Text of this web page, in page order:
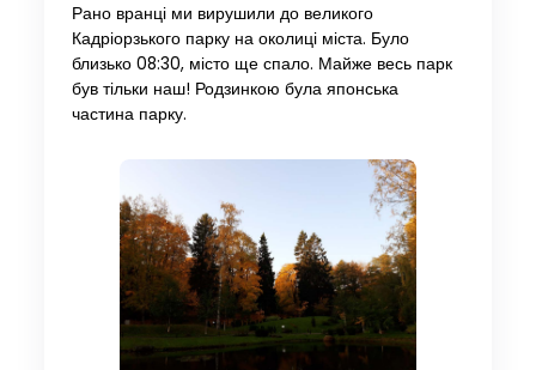
Рано вранці ми вирушили до великого
Кадріорзького парку на околиці міста. Було
близько 08:30, місто ще спало. Майже весь парк
був тільки наш! Родзинкою була японська
частина парку.